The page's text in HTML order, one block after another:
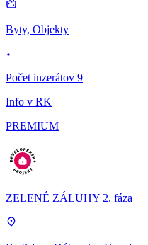
Byty, Objekty
Počet inzerátov 9
Info v RK
PREMIUM
ZELENÉ ZÁLUHY 2. fáza